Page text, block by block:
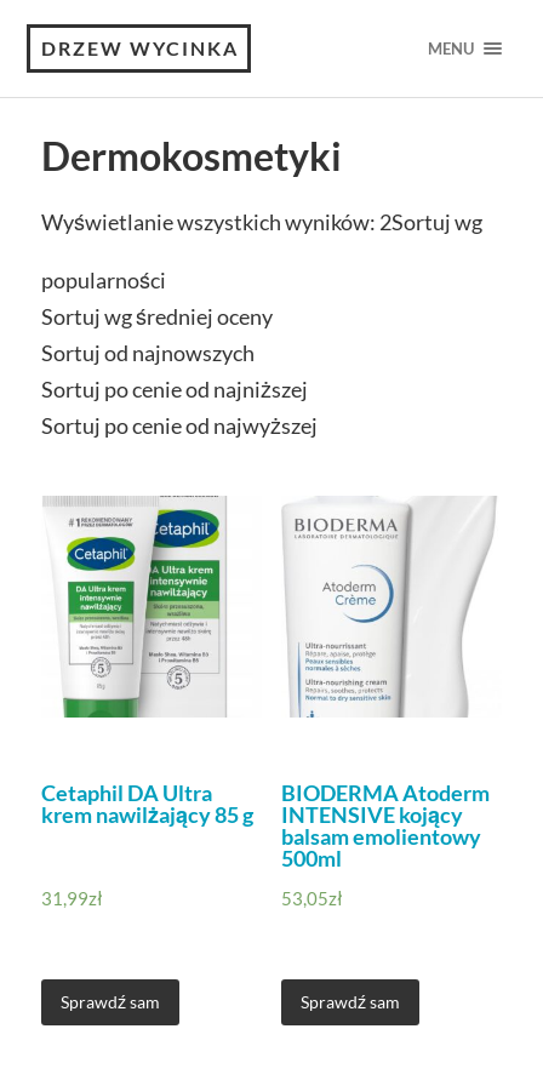
DRZEW WYCINKA MENU
Dermokosmetyki
Wyświetlanie wszystkich wyników: 2Sortuj wg
popularności
Sortuj wg średniej oceny
Sortuj od najnowszych
Sortuj po cenie od najniższej
Sortuj po cenie od najwyższej
Cetaphil DA Ultra
krem nawilżający 85 g
31,99zł
Sprawdź sam
BIODERMA Atoderm
INTENSIVE kojący
balsam emolientowy
500ml
53,05zł
Sprawdź sam